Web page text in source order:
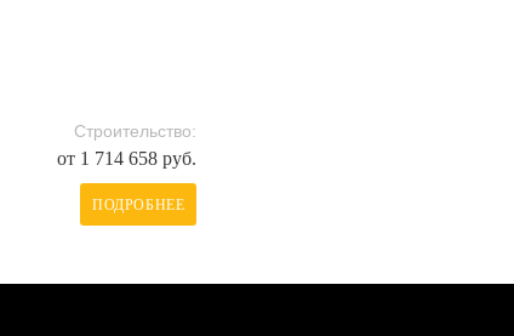
Строительство:
от 1 714 658 руб.
ПОДРОБНЕЕ